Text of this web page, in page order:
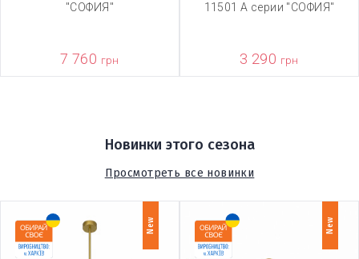
"СОФИЯ"
7 760 грн
11501 А серии "СОФИЯ"
3 290 грн
Новинки этого сезона
Просмотреть все новинки
New New